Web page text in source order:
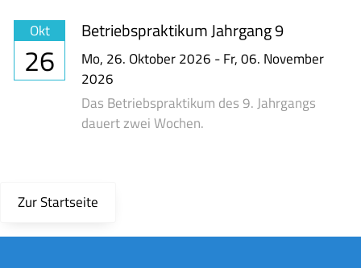
Okt
26
Betriebspraktikum Jahrgang 9
Mo, 26. Oktober 2026 -Fr,06. November
2026
Das Betriebspraktikum des 9. Jahrgangs
dauert zwei Wochen.
Zur Startseite